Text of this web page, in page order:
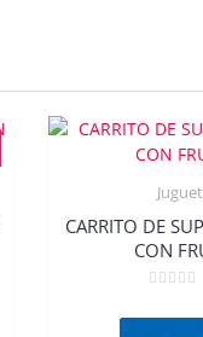
CARRITO DE
CON
en